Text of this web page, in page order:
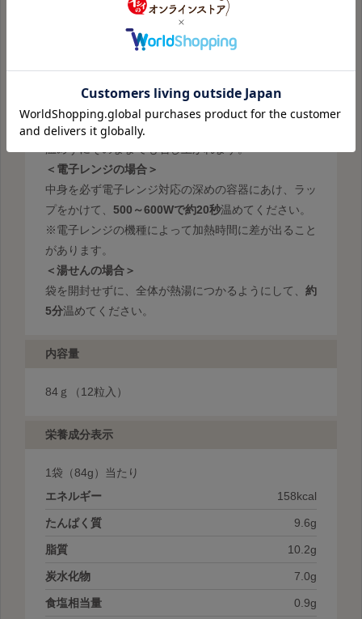
鶏肉（岩手県産）、たまねぎ（国産）、つなぎ〔パン
粉（小麦を含む）、でん粉〕、砂糖、しょうゆ（大
豆・小麦を含む）、食塩、しょうがペースト、醸造酢
（小麦を含む）、なたね油
調理方法
温めずにそのままでも召し上がれます。
＜電子レンジの場合＞
中身を必ず電子レンジ対応の深めの容器にあけ、ラッ
プをかけて、 500～600Wで約20秒温めてください。
※電子レンジの機種によって加熱時間に差が出ること
があります。
＜湯せんの場合＞
袋を開封せずに、全体が熱湯につかるようにして、 約
5分温めてください。
内容量
84ｇ（12粒入）
栄養成分表示
1袋 （84g）当たり
エネルギー
158kcal
たんぱく質 9.6g
脂質 10.2g
炭水化物 7.0g
食塩相当量 0.9g